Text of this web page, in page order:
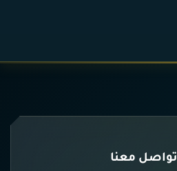
تواصل معنا